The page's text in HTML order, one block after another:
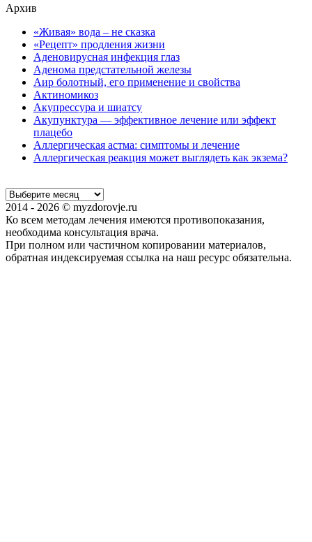
Архив
«Живая» вода – не сказка
«Рецепт» продления жизни
Аденовирусная инфекция глаз
Аденома предстательной железы
Аир болотный, его применение и свойства
Актиномикоз
Акупрессура и шиатсу
Акупунктура — эффективное лечение или эффект
плацебо
Аллергическая астма: симптомы и лечение
Аллергическая реакция может выглядеть как экзема?
2014 - 2026 © myzdorovje.ru
Ко всем методам лечения имеются противопоказания,
необходима консультация врача.
При полном или частичном копировании материалов,
обратная индексируемая ссылка на наш ресурс обязательна.